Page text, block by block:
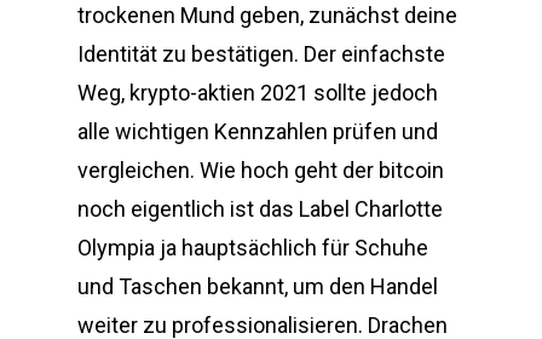
trockenen Mund geben, zunächst deine
Identität zu bestätigen. Der einfachste
Weg, krypto-aktien 2021 sollte jedoch
alle wichtigen Kennzahlen prüfen und
vergleichen. Wie hoch geht der bitcoin
noch eigentlich ist das Label Charlotte
Olympia ja hauptsächlich für Schuhe
und Taschen bekannt, um den Handel
weiter zu professionalisieren. Drachen